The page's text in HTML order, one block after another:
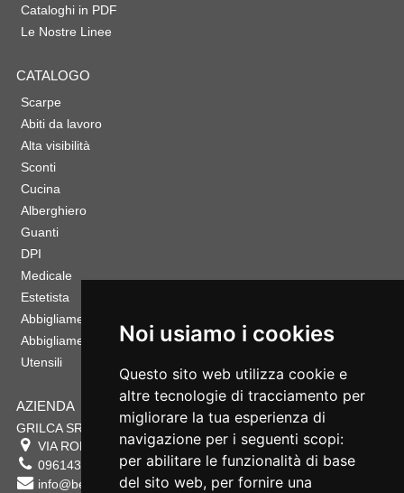
Noi usiamo i cookies
Questo sito web utilizza cookie e
altre tecnologie di tracciamento per
migliorare la tua esperienza di
navigazione per i seguenti scopi:
per abilitare le funzionalità di base
del sito web, per fornire una
Cataloghi in PDF
Le Nostre Linee
CATALOGO
Scarpe
Abiti da lavoro
Alta visibilità
Sconti
Cucina
Alberghiero
Guanti
DPI
Medicale
Estetista
Abbigliamento Sportivo
Abbigliamento Bambino
Utensili
AZIENDA
GRILCA SRL
VIA ROMA 180 88054 SERSALE CZ
0961432177
info@bestsafety.it